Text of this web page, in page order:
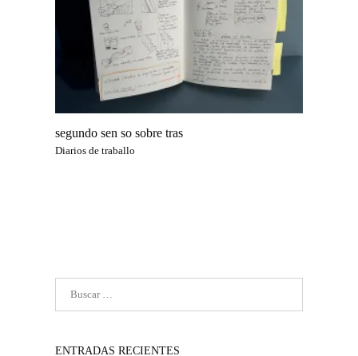
segundo sen so sobre tras
Diarios de traballo
ENTRADAS RECIENTES